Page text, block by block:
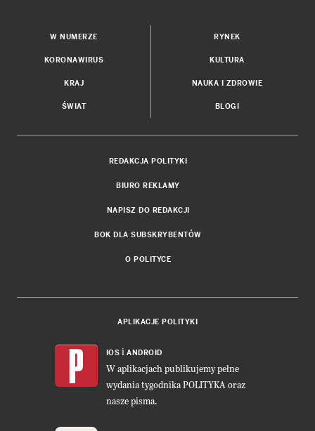
W NUMERZE
KORONAWIRUS
KRAJ
ŚWIAT
RYNEK
KULTURA
NAUKA I ZDROWIE
BLOGI
REDAKCJA POLITYKI
BIURO REKLAMY
NAPISZ DO REDAKCJI
BOK DLA SUBSKRYBENTÓW
O POLITYCE
APLIKACJE POLITYKI
IOS i ANDROID
W aplikacjach publikujemy pełne
wydania tygodnika POLITYKA oraz
nasze pisma.